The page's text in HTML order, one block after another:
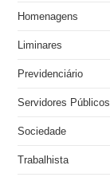
Homenagens
Liminares
Previdenciário
Servidores Públicos
Sociedade
Trabalhista